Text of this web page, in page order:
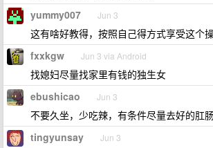
yummy007 Jun 3
这有啥好教得，按照自己得方式享受这个
fxxkgw Jun 3 via Android
找媳妇尽量找家里有钱的独生女
ebushicao Jun 3
不要久坐，少吃辣，有条件尽量去好的肛肠
tingyunsay Jun 3